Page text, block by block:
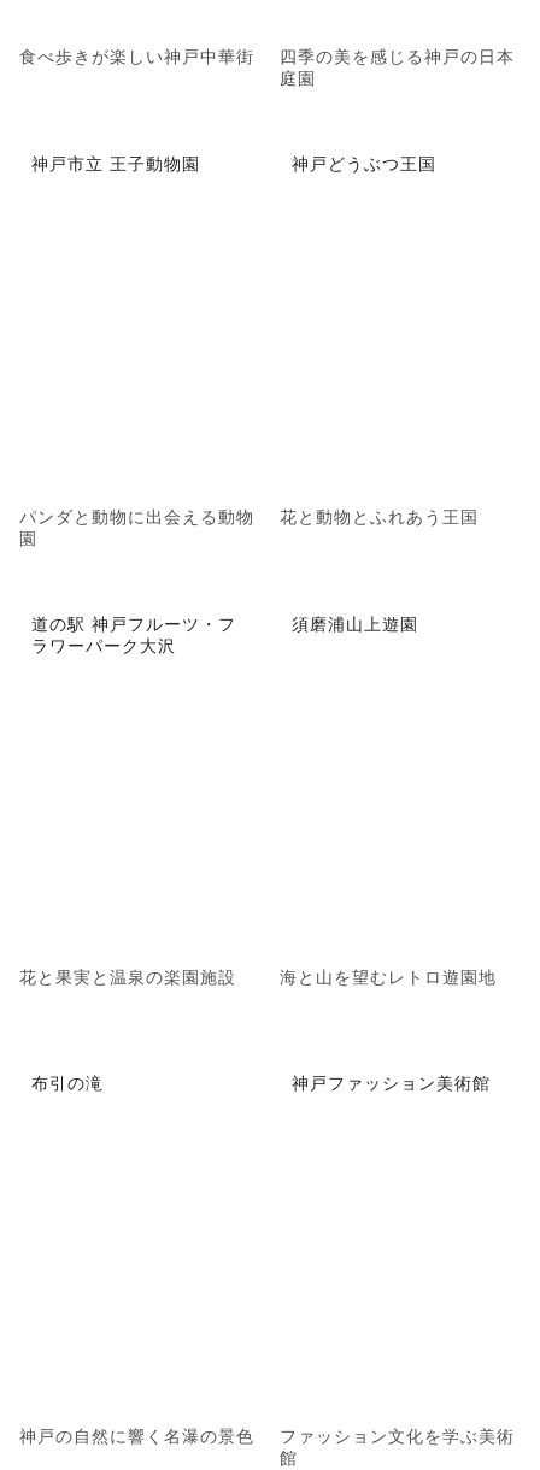
食べ歩きが楽しい神戸中華街
四季の美を感じる神戸の日本
庭園
神戸市立 王子動物園
パンダと動物に出会える動物
園
神戸どうぶつ王国
花と動物とふれあう王国
道の駅 神戸フルーツ・フ
ラワーパーク大沢
花と果実と温泉の楽園施設
須磨浦山上遊園
海と山を望むレトロ遊園地
布引の滝
神戸の自然に響く名瀑の景色
神戸ファッション美術館
ファッション文化を学ぶ美術
館